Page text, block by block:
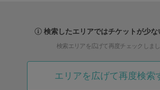
検索したエリアではチケットが少な
検索エリアを広げて再度チェックしま
エリアを広げて再度検索